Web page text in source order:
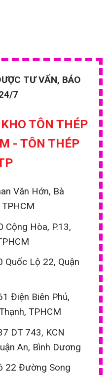
TƯ VẤN, BÁO
7
TÔN THÉP
- TÔN THÉP
Văn Hớn, Bà
Cộng Hòa, P.13,
Quốc Lộ 22, Quận
Điện Biên Phủ,
TPHCM
DT 743, KCN
An, Bình Dương
22 Đường Song